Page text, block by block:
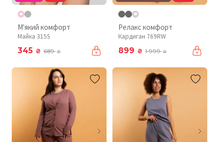
М'який комфорт
Майка 315S
345 ₴ 689₴
Релакс комфорт
Кардиган 769RW
899 ₴ 1 999₴